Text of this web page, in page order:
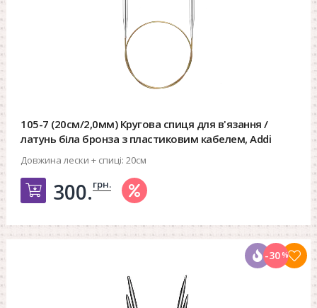
105-7 (20см/2,0мм) Кругова спиця для в'язання /
латунь біла бронза з пластиковим кабелем, Addi
Довжина лески + спиці: 20см
Добавить в корзину
300.грн.
-30%